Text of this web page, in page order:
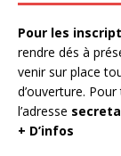
Pour les
rendre dés à
venir sur place
d’ouverture.
l’adresse
+ D’infos